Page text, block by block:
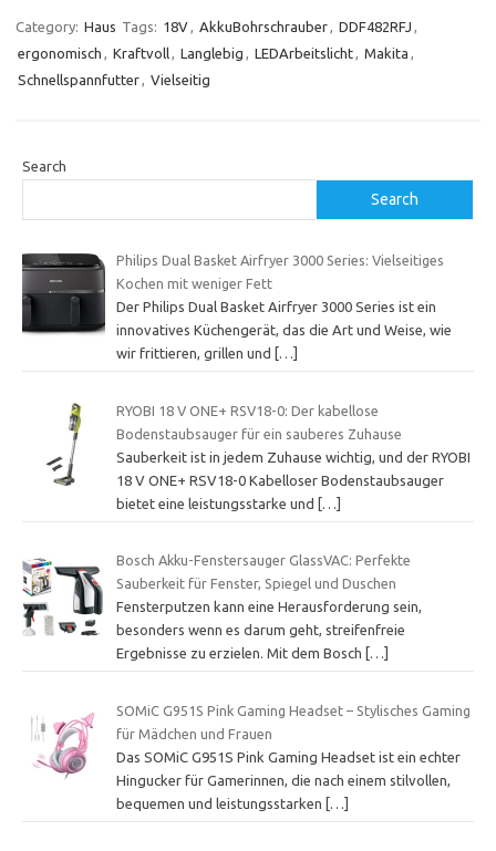
Category: Haus Tags: 18V, AkkuBohrschrauber, DDF482RFJ ,
ergonomisch , Kraftvoll, Langlebig , LEDArbeitslicht, Makita ,
Schnellspannfutter, Vielseitig
Search
Search
Philips Dual Basket Airfryer 3000 Series: Vielseitiges
Kochen mit weniger Fett
Der Philips Dual Basket Airfryer 3000 Series ist ein
innovatives Küchengerät, das die Art und Weise, wie
wir frittieren, grillen und
[…]
RYOBI 18 V ONE+ RSV18-0: Der kabellose
Bodenstaubsauger für ein sauberes Zuhause
Sauberkeit ist in jedem Zuhause wichtig, und der RYOBI
18 V ONE+ RSV18-0 Kabelloser Bodenstaubsauger
bietet eine leistungsstarke und […]
Bosch Akku-Fenstersauger GlassVAC: Perfekte
Sauberkeit für Fenster, Spiegel und Duschen
Fensterputzen kann eine Herausforderung sein,
besonders wenn es darum geht, streifenfreie
Ergebnisse zu erzielen. Mit dem Bosch
[…]
SOMiC G951S Pink Gaming Headset – Stylisches Gaming
für Mädchen und Frauen
Das SOMiC G951S Pink Gaming Headset ist ein echter
Hingucker für Gamerinnen, die nach einem stilvollen,
bequemen und leistungsstarken […]